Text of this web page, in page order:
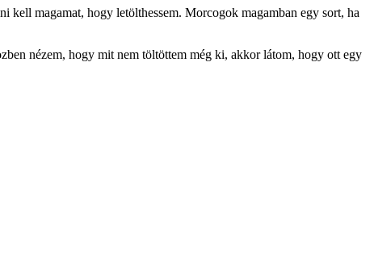
magamat, hogy letölthessem. Morcogok magamban egy sort, ha
nézem, hogy mit nem töltöttem még ki, akkor látom, hogy ott egy